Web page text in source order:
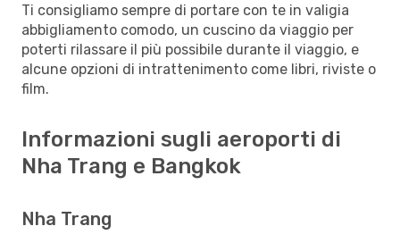
Ti consigliamo sempre di portare con te in valigia
abbigliamento comodo, un cuscino da viaggio per
poterti rilassare il più possibile durante il viaggio, e
alcune opzioni di intrattenimento come libri, riviste o
film.
Informazioni sugli aeroporti di
Nha Trang e Bangkok
Nha Trang